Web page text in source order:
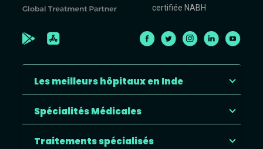
certifiée NABH
Les meilleurs hôpitaux en Inde
Spécialités Médicales
Traitements spécialisés